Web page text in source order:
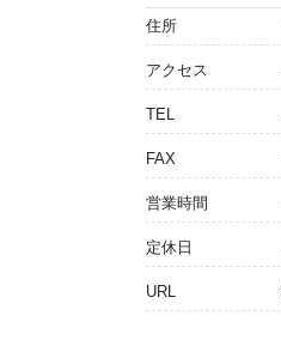
住所
アクセス
TEL
FAX
営業時間
定休日
URL